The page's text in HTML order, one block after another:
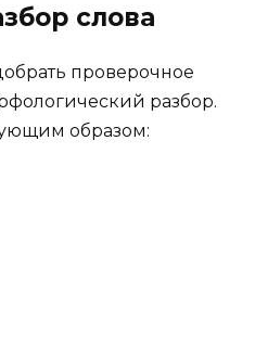
слова
проверочное
разбор.
образом: